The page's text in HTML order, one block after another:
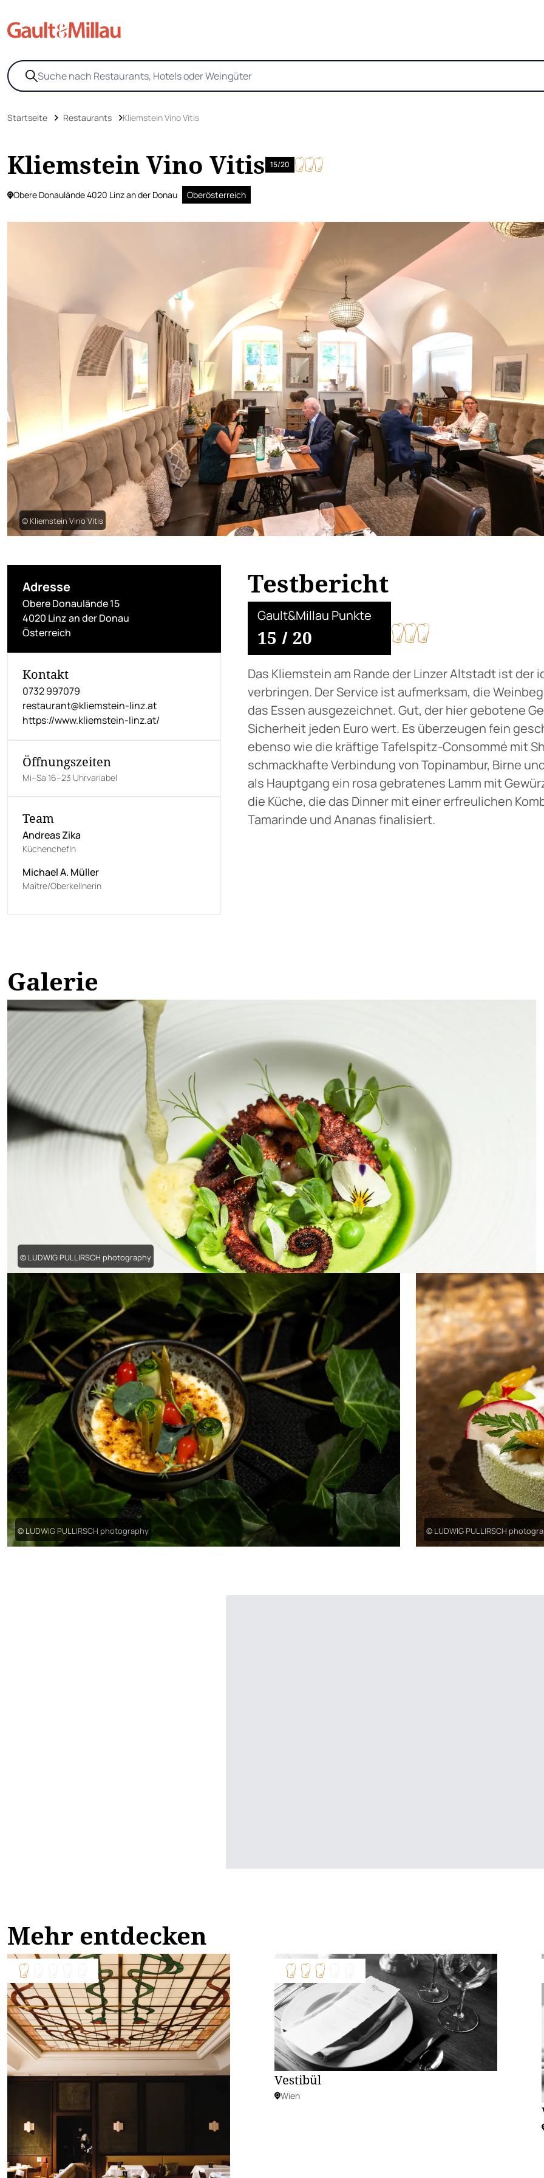
Startseite Restaurants Kliemstein Vino Vitis
Kliemstein Vino Vitis 15/20
Obere Donaulände 4020 Linz an der Donau Oberösterreich
© Kliemstein Vino Vitis
Adresse
Obere Donaulände 15
4020 Linz an der Donau
Österreich
Kontakt
0732 997079
restaurant@kliemstein-linz.at
https://www.kliemstein-linz.at/
Öffnungszeiten
Mi–Sa 16–23 Uhrvariabel
Team
Andreas Zika
KüchenchefIn
Michael A. Müller
Maître/Oberkellnerin
Testbericht
Gault&Millau Punkte
15 / 20
Das Kliemstein am Rande der Linzer Altstadt ist der
verbringen. Der Service ist aufmerksam, die
das Essen ausgezeichnet. Gut, der hier gebotene
Sicherheit jeden Euro wert. Es überzeugen fein
ebenso wie die kräftige Tafelspitz-Consommé mit
schmackhafte Verbindung von Topinambur, Birne
als Hauptgang ein rosa gebratenes Lamm mit
die Küche, die das Dinner mit einer erfreulichen
Tamarinde und Ananas finalisiert.
Galerie
© LUDWIG PULLIRSCH photography
© LUDWIG PULLIRSCH photography © LUDWIG PULLIRSCH
Mehr entdecken
Vestibül
Wien